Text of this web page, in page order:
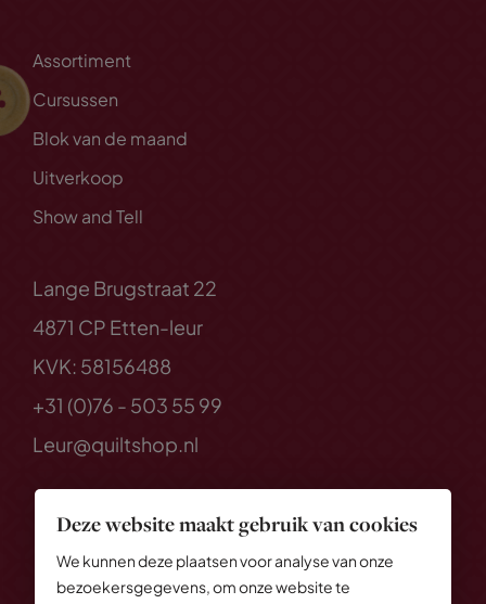
Deze website maakt gebruik van cookies
We kunnen deze plaatsen voor analyse van onze
bezoekersgegevens, om onze website te
Assortiment
Cursussen
Blok van de maand
Uitverkoop
Show and Tell
Lange Brugstraat 22
4871 CP Etten-leur
KVK: 58156488
+31 (0)76 - 503 55 99
Leur@quiltshop.nl